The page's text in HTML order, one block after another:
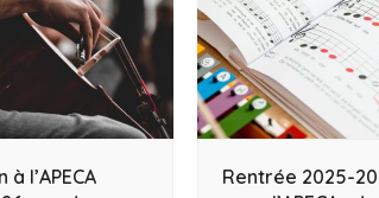
à l’APECA
Rentrée 2025-